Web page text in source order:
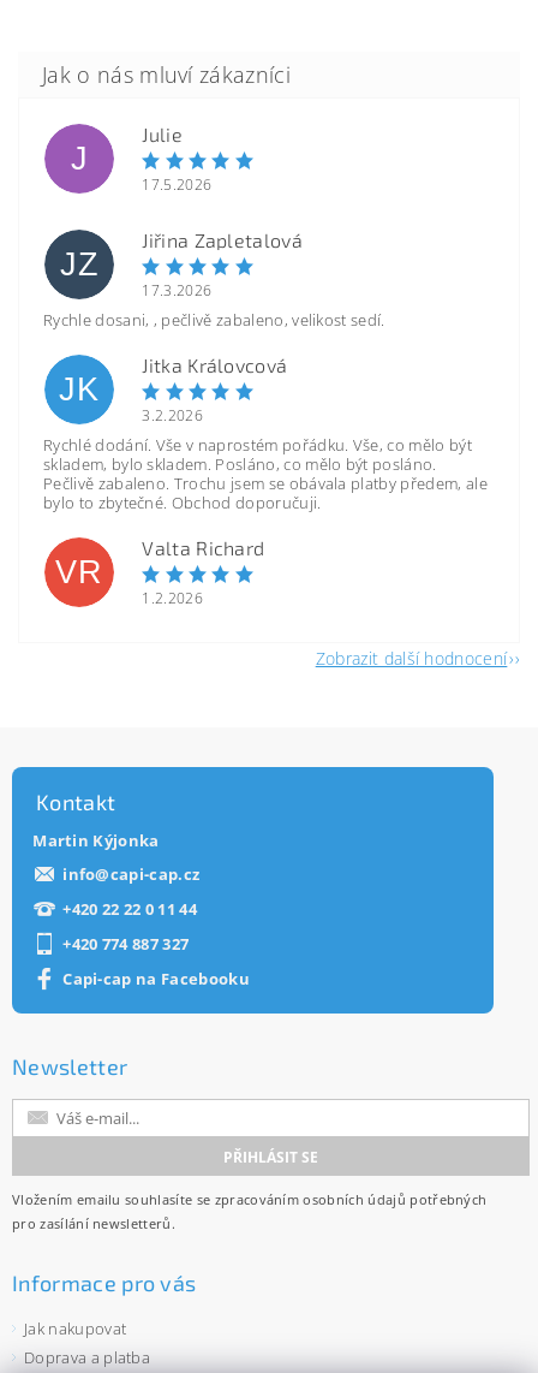
J
Julie
17.5.2026
JZ
Jiřina Zapletalová
17.3.2026
Rychle dosani, , pečlivě zabaleno, velikost sedí.
JK
Jitka Královcová
3.2.2026
Rychlé dodání. Vše v naprostém pořádku. Vše, co mělo být
skladem, bylo skladem. Posláno, co mělo být posláno.
Pečlivě zabaleno. Trochu jsem se obávala platby předem, ale
bylo to zbytečné. Obchod doporučuji.
VR
Valta Richard
1.2.2026
Zobrazit další hodnocení
Kontakt
Martin Kýjonka
info@capi-cap.cz
+420 22 22 0 11 44
+420 774 887 327
Capi-cap na Facebooku
Newsletter
Vložením emailu souhlasíte se zpracováním osobních údajů potřebných
pro zasílání newsletterů.
Informace pro vás
Jak nakupovat
Doprava a platba